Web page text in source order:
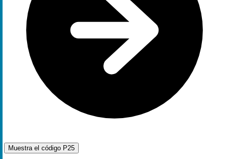
Muestra el código P25